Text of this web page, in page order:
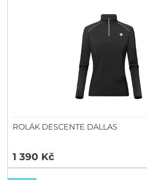
ROLÁK DESCENTE DALLAS
1 390 Kč